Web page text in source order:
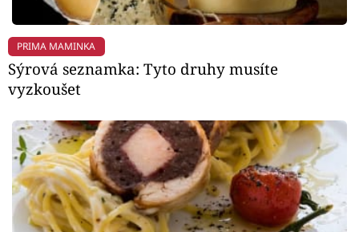
PRIMA MAMINKA
Sýrová seznamka: Tyto druhy musíte
vyzkoušet